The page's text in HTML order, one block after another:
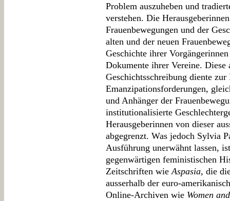
Problem auszuheben und
verstehen. Die
Frauenbewegungen und der
alten und der neuen
Geschichte ihrer
Dokumente ihrer Vereine. Diese
Geschichtsschreibung diente
Emanzipationsforderungen,
und Anhänger der
institutionalisierte
Herausgeberinnen von dieser
abgegrenzt. Was jedoch Sylvia
Ausführung unerwähnt lassen,
gegenwärtigen feministischen
Zeitschriften wieAspasia, die
ausserhalb der euro-
Online-Archiven wie Women